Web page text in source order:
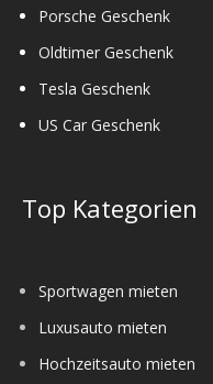
Porsche Geschenk
Oldtimer Geschenk
Tesla Geschenk
US Car Geschenk
Top Kategorien
Sportwagen mieten
Luxusauto mieten
Hochzeitsauto mieten